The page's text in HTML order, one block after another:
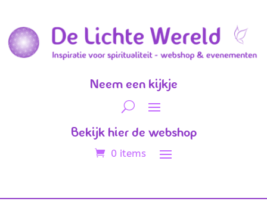
Neem een kijkje
Bekijk hier de webshop
0 items